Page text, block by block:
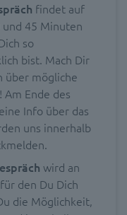
findet auf
und 45 Minuten
so
bist. Mach Dir
über mögliche
Am Ende des
Info über das
uns innerhalb
wird an
den Du Dich
die Möglichkeit,